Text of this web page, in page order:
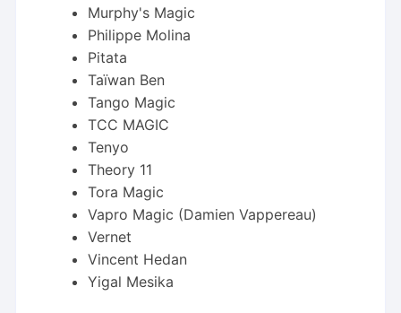
Murphy's Magic
Philippe Molina
Pitata
Taïwan Ben
Tango Magic
TCC MAGIC
Tenyo
Theory 11
Tora Magic
Vapro Magic (Damien Vappereau)
Vernet
Vincent Hedan
Yigal Mesika